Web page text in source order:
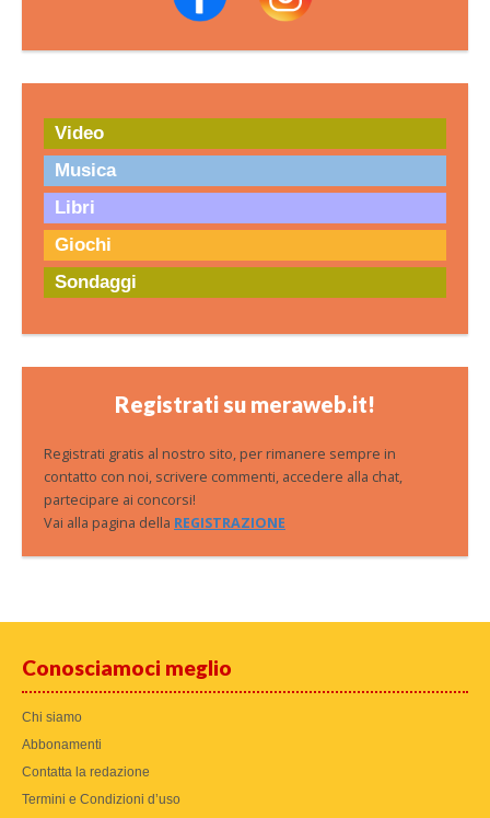
Video
Musica
Libri
Giochi
Sondaggi
Registrati su meraweb.it!
Registrati gratis al nostro sito, per rimanere sempre in
contatto con noi, scrivere commenti, accedere alla chat,
partecipare ai concorsi!
Vai alla pagina della REGISTRAZIONE
Conosciamoci meglio
Chi siamo
Abbonamenti
Contatta la redazione
Termini e Condizioni d’uso